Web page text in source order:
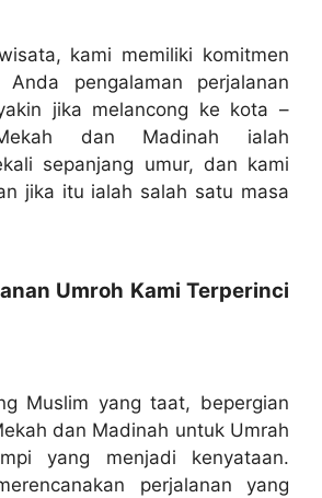
kami memiliki komitmen
pengalaman perjalanan
jika melancong ke kota –
dan Madinah ialah
sepanjang umur, dan kami
jika itu ialah salah satu masa
Umroh Kami Terperinci
Muslim yang taat, bepergian
dan Madinah untuk Umrah
yang menjadi kenyataan.
perjalanan yang